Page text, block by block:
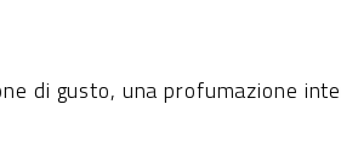
di gusto, una profumazione